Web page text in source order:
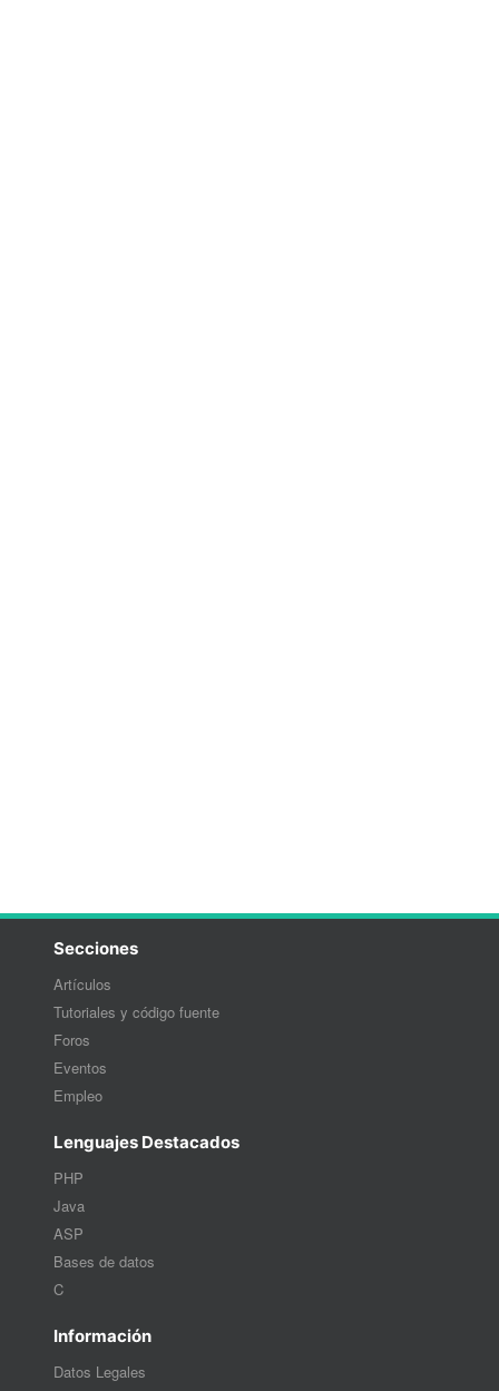
Secciones
Artículos
Tutoriales y código fuente
Foros
Eventos
Empleo
Lenguajes Destacados
PHP
Java
ASP
Bases de datos
C
Información
Datos Legales